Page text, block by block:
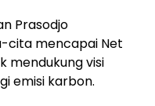
Prasodjo
cita mencapai Net
mendukung visi
emisi karbon.